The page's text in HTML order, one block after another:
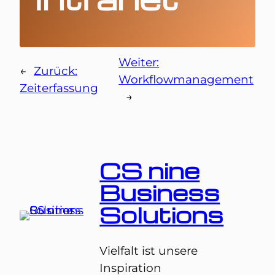
← Zurück:
Zeiterfassung
Weiter:
Workflowmanagement
→
CS nine
Business
Solutions
Vielfalt ist unsere
Inspiration